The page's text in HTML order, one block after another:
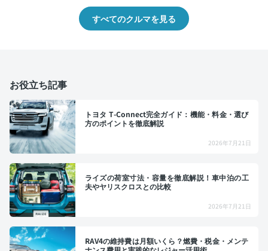
すべてのクルマを見る
お役立ち記事
トヨタ T-Connect完全ガイド：機能・料金・選び
方のポイントを徹底解説
2026年7月21日
ライズの荷室寸法・容量を徹底解説！車中泊の工
夫やヤリスクロスとの比較
2026年7月21日
RAV4の維持費は月額いくら？燃費・税金・メンテ